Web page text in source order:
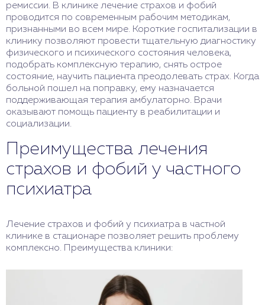
ремиссии. В клинике лечение страхов и фобий
проводится по современным рабочим методикам,
признанными во всем мире. Короткие госпитализации в
клинику позволяют провести тщательную диагностику
физического и психического состояния человека,
подобрать комплексную терапию, снять острое
состояние, научить пациента преодолевать страх. Когда
больной пошел на поправку, ему назначается
поддерживающая терапия амбулаторно. Врачи
оказывают помощь пациенту в реабилитации и
социализации.
Преимущества лечения
страхов и фобий у частного
психиатра
Лечение страхов и фобий у психиатра в частной
клинике в стационаре позволяет решить проблему
комплексно. Преимущества клиники: